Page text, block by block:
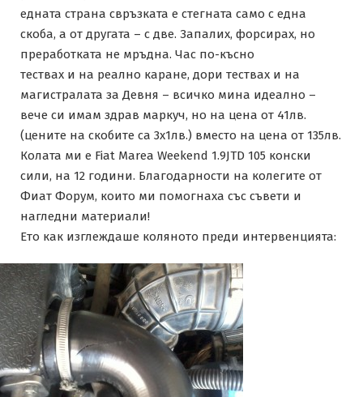
едната страна свръзката е стегната само с една
скоба, а от другата – с две. Запалих, форсирах, но
преработката не мръдна. Час по-късно
тествах и на реално каране, дори тествах и на
магистралата за Девня – всичко мина идеално –
вече си имам здрав маркуч, но на цена от 41лв.
(цените на скобите са 3х1лв.) вместо на цена от 135лв.
Колата ми е Fiat Marea Weekend 1.9JTD 105 конски
сили, на 12 години. Благодарности на колегите от
Фиат Форум, които ми помогнаха със съвети и
нагледни материали!
Ето как изглеждаше коляното преди интервенцията: